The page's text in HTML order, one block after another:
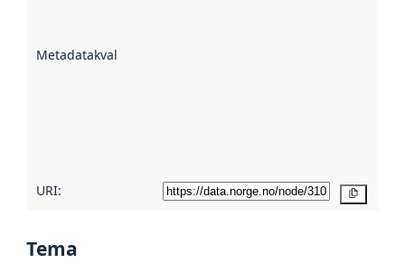
Metadatakvalitet
URI:
Tema